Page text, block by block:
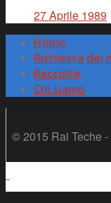
27 Aprile 1989
Home
Richiesta dei
Raccolte
Chi siamo
© 2015 Rai Teche